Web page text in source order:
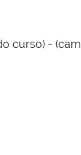
curso) -